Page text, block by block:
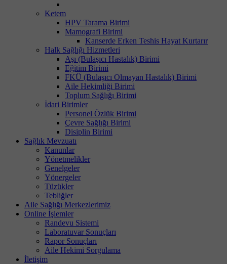
Ketem
HPV Tarama Birimi
Mamografi Birimi
Kanserde Erken Teshis Hayat Kurtarır
Halk Sağlığı Hizmetleri
Aşı (Bulaşıcı Hastalık) Birimi
Eğitim Birimi
FKÜ (Bulaşıcı Olmayan Hastalık) Birimi
Aile Hekimliği Birimi
Toplum Sağlığı Birimi
İdari Birimler
Personel Özlük Birimi
Çevre Sağlığı Birimi
Disiplin Birimi
Sağlık Mevzuatı
Kanunlar
Yönetmelikler
Genelgeler
Yönergeler
Tüzükler
Tebliğler
Aile Sağlığı Merkezlerimiz
Online İşlemler
Randevu Sistemi
Laboratuvar Sonuçları
Rapor Sonuçları
Aile Hekimi Sorgulama
İletişim